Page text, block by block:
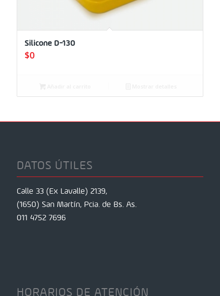
Silicone D-130
$0
DATOS ÚTILES
Calle 33 (Ex Lavalle) 2139,
(1650) San Martín, Pcia. de Bs. As.
011 4752 7696
HORARIOS DE ATENCIÓN